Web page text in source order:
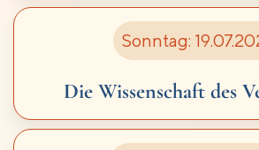
Sonntag:
Die Wissenschaft des